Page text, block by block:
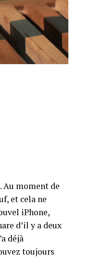
Au moment de
et cela ne
iPhone,
d’il y a deux
déjà
toujours